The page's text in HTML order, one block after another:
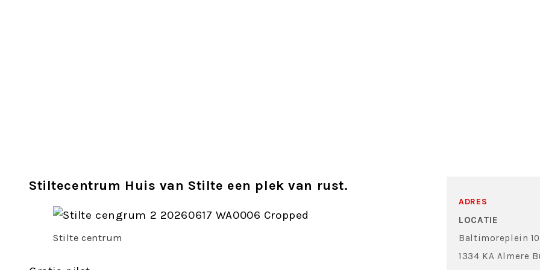
Stiltecentrum Huis van Stilte een plek van rust.
Stilte centrum
ADRES
LOCATIE
Baltimoreplein
1334 KA Almere